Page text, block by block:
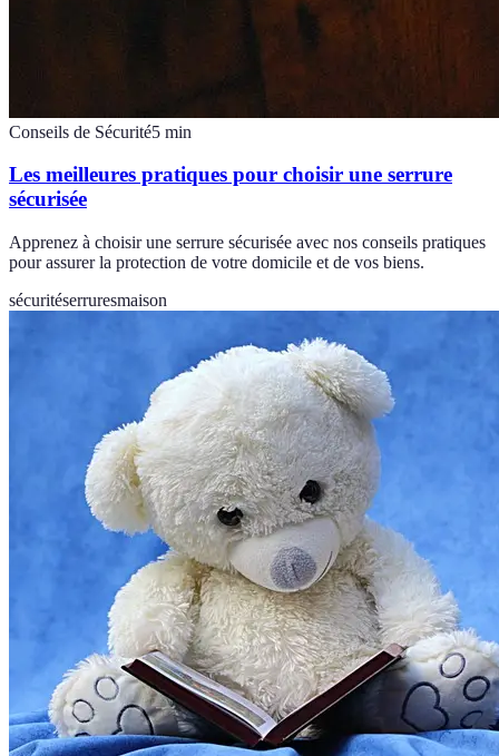
Conseils de Sécurité5 min
Les meilleures pratiques pour choisir une serrure
sécurisée
Apprenez à choisir une serrure sécurisée avec nos conseils pratiques
pour assurer la protection de votre domicile et de vos biens.
sécuritéserruresmaison